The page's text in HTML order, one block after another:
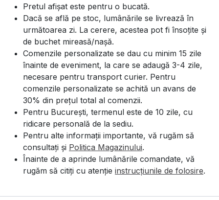
Pretul afișat este pentru o bucată.
Dacă se află pe stoc, lumânările se livrează în
următoarea zi. La cerere, acestea pot fi însoțite și
de buchet mireasă/nașă.
Comenzile personalizate se dau cu minim 15 zile
înainte de eveniment, la care se adaugă 3-4 zile,
necesare pentru transport curier. Pentru
comenzile personalizate se achită un avans de
30% din prețul total al comenzii.
Pentru București, termenul este de 10 zile, cu
ridicare personală de la sediu.
Pentru alte informații importante, vă rugăm să
consultați și Politica Magazinului.
Înainte de a aprinde lumânările comandate, vă
rugăm să citiți cu atenție instrucțiunile de folosire.